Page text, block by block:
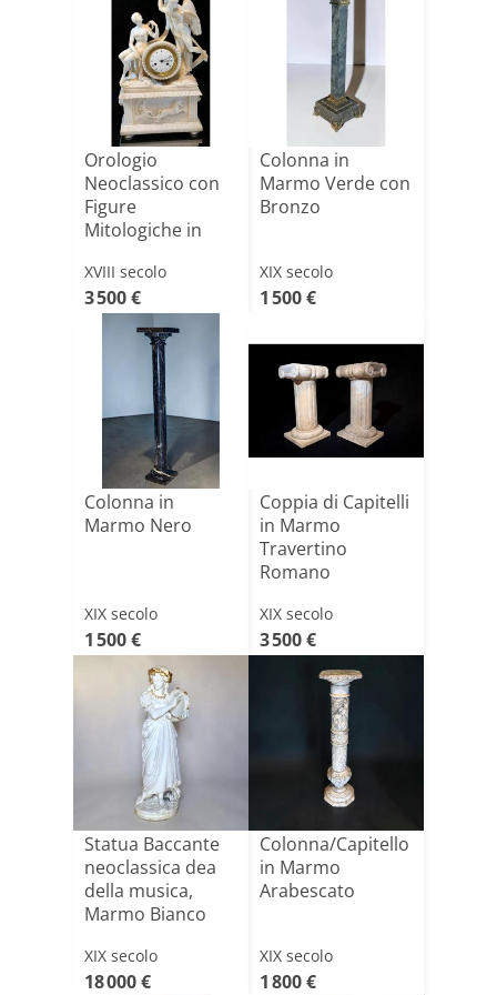
Orologio
Neoclassico con
Figure
Mitologiche in
Statu[...]
XVIII secolo
3 500 €
Colonna in
Marmo Verde con
Bronzo
XIX secolo
1 500 €
Colonna in
Marmo Nero
XIX secolo
1 500 €
Coppia di Capitelli
in Marmo
Travertino
Romano
XIX secolo
3 500 €
Statua Baccante
neoclassica dea
della musica,
Marmo Bianco
XIX secolo
18 000 €
Colonna/Capitello
in Marmo
Arabescato
XIX secolo
1 800 €